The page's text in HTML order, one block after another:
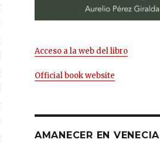
Acceso a la web del libro
Official book website
AMANECER EN VENECIA